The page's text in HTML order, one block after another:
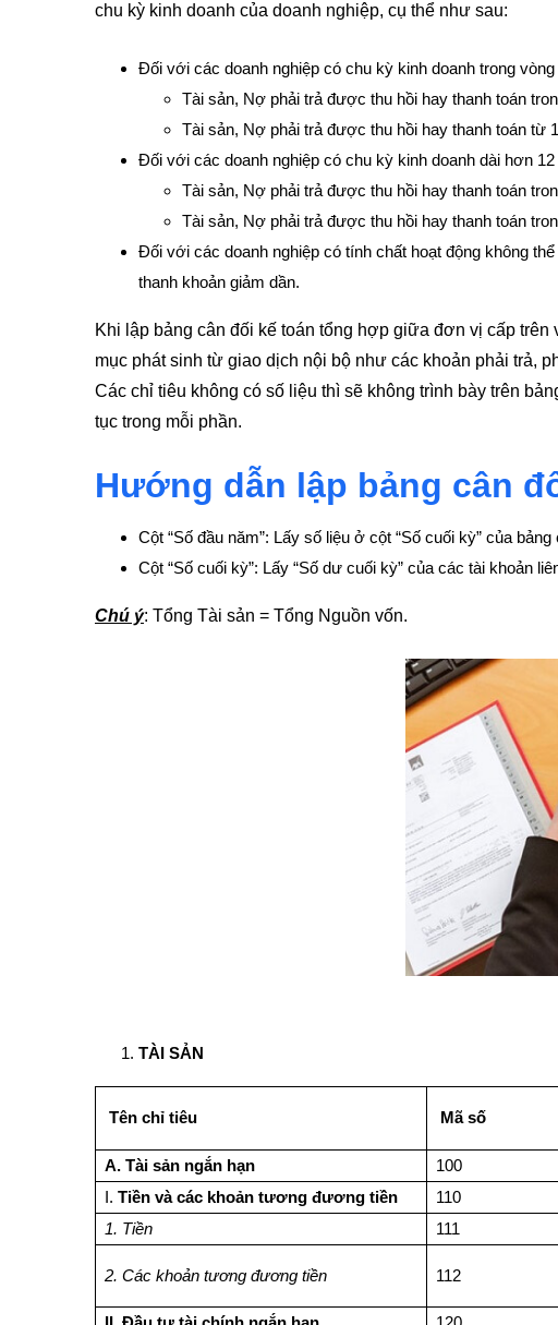
chu kỳ kinh doanh của doanh nghiệp, cụ thể như sau:
Đối với các doanh nghiệp có chu kỳ kinh doanh trong
Tài sản, Nợ phải trả được thu hồi hay thanh toán
Tài sản, Nợ phải trả được thu hồi hay thanh toán từ
Đối với các doanh nghiệp có chu kỳ kinh doanh dài hơn
Tài sản, Nợ phải trả được thu hồi hay thanh toán
Tài sản, Nợ phải trả được thu hồi hay thanh toán
Đối với các doanh nghiệp có tính chất hoạt động không
thanh khoản giảm dần.
Khi lập bảng cân đối kế toán tổng hợp giữa đơn vị cấp
mục phát sinh từ giao dịch nội bộ như các khoản phải
Các chỉ tiêu không có số liệu thì sẽ không trình bày trên
tục trong mỗi phần.
Hướng dẫn lập bảng cân
Cột “Số đầu năm”: Lấy số liệu ở cột “Số cuối kỳ” của
Cột “Số cuối kỳ”: Lấy “Số dư cuối kỳ” của các tài khoản
Chú ý: Tổng Tài sản = Tổng Nguồn vốn.
TÀI SẢN
Tên chỉ tiêu Mã số
A. Tài sản ngắn hạn
100
I. Tiền và các khoản tương đương tiền 110
1. Tiền
111
2. Các khoản tương đương tiền 112